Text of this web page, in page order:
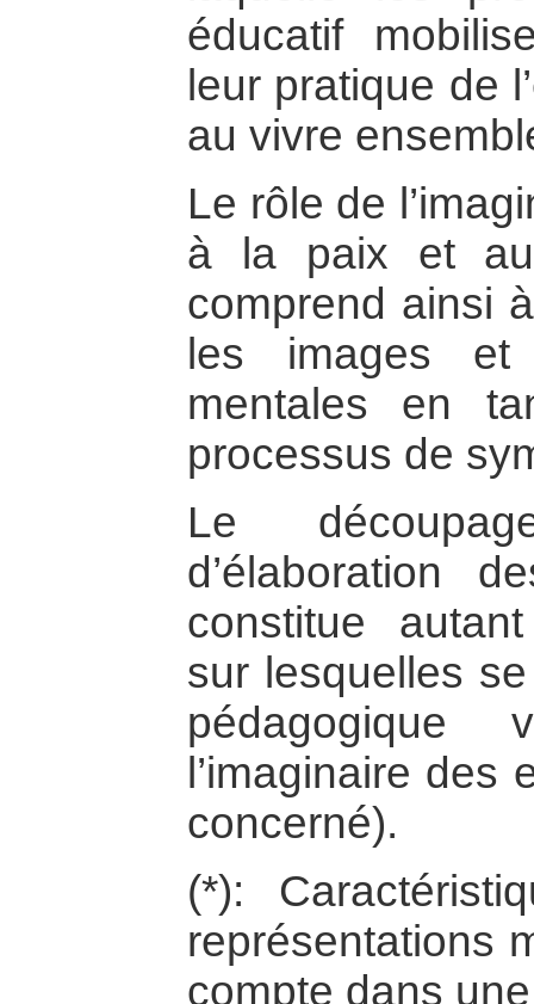
éducatif
leur pratique de
au vivre
Le rôle de
à la paix et
comprend ainsi
les images et
mentales en
processus de
Le
d’élaboration
constitue
sur lesquelles
pédagogique
l’imaginaire des
concerné).
(*):
représentations
compte dans